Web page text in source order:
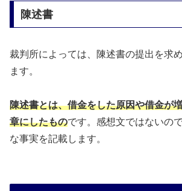
陳述書
裁判所によっては、陳述書の提出を求
ます。
陳述書とは、借金をした原因や借金が
章にしたものです。感想文ではないの
な事実を記載します。